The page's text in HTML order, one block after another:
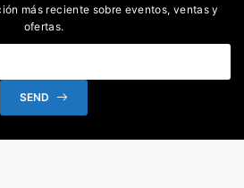
más reciente sobre eventos, ventas y
ofertas.
SEND